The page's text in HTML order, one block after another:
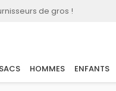
de gros !
SACS HOMMES ENFANTS